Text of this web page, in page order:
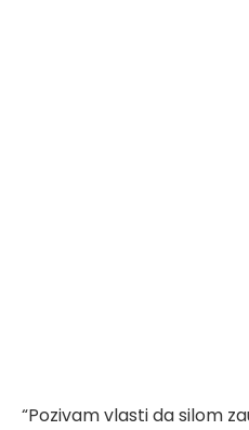
“Pozivam vlasti da silom